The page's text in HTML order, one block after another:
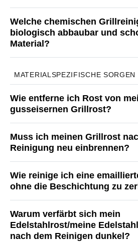
Welche chemischen
biologisch abbaubar und
Material?
MATERIALSPEZIFISCHE SORGEN
Wie entferne ich Rost von
gusseisernen Grillrost?
Muss ich meinen Grillrost
Reinigung neu einbrennen?
Wie reinige ich eine
ohne die Beschichtung zu
Warum verfärbt sich mein
Edelstahlrost/meine
nach dem Reinigen dunkel?